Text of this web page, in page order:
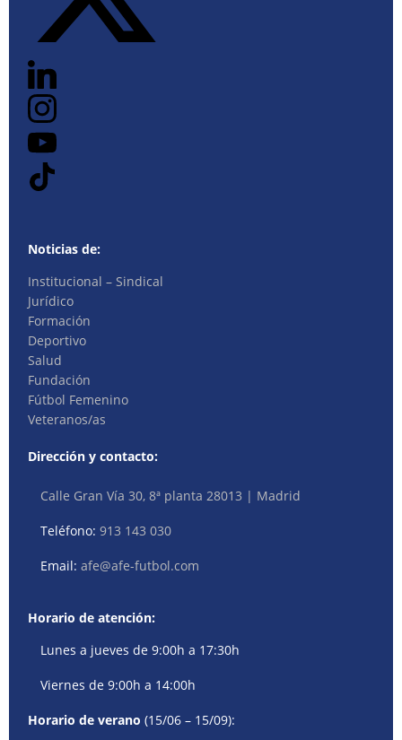
Noticias de:
Institucional – Sindical
Jurídico
Formación
Deportivo
Salud
Fundación
Fútbol Femenino
Veteranos/as
Dirección y contacto:
Calle Gran Vía 30, 8ª planta 28013 | Madrid
Teléfono:913 143 030
Email:afe@afe-futbol.com
Horario de atención:
Lunes a jueves de 9:00h a 17:30h
Viernes de 9:00h a 14:00h
Horario de verano (15/06 – 15/09):